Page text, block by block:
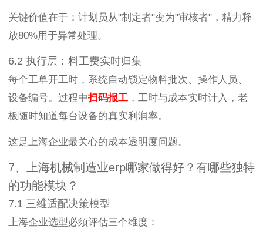
关键价值在于：计划员从"制定者"变为"审核者"，精力释
放80%用于异常处理。
6.2 执行层：料工费实时归集
每个工单开工时，系统自动锁定物料批次、操作人员、
设备编号。过程中扫码报工 ，工时与成本实时计入，老
板随时知道每台设备的真实利润率。
这是上海企业最关心的成本透明度问题。
7、上海机械制造业erp哪家做得好？有哪些独特
的功能模块？
7.1 三维适配决策模型
上海企业选型必须评估三个维度：